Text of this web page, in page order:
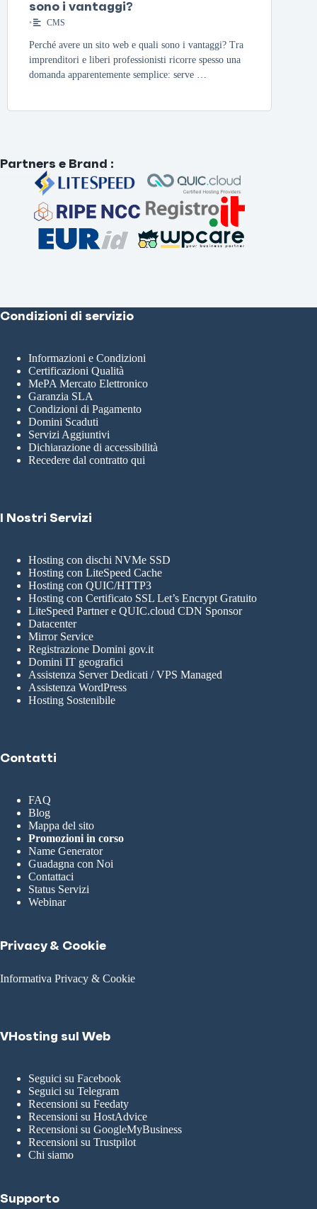
sono i vantaggi?
• CMS
Perché avere un sito web e quali sono i vantaggi? Tra
imprenditori e liberi professionisti ricorre spesso una
domanda apparentemente semplice: serve …
Partners e Brand :
Condizioni di servizio
Informazioni e Condizioni
Certificazioni Qualità
MePA Mercato Elettronico
Garanzia SLA
Condizioni di Pagamento
Domini Scaduti
Servizi Aggiuntivi
Dichiarazione di accessibilità
Recedere dal contratto qui
I Nostri Servizi
Hosting con dischi NVMe SSD
Hosting con LiteSpeed Cache
Hosting con QUIC/HTTP3
Hosting con Certificato SSL Let’s Encrypt Gratuito
LiteSpeed Partner e QUIC.cloud CDN Sponsor
Datacenter
Mirror Service
Registrazione Domini gov.it
Domini IT geografici
Assistenza Server Dedicati / VPS Managed
Assistenza WordPress
Hosting Sostenibile
Contatti
FAQ
Blog
Mappa del sito
Promozioni in corso
Name Generator
Guadagna con Noi
Contattaci
Status Servizi
Webinar
Privacy & Cookie
Informativa Privacy & Cookie
VHosting sul Web
Seguici su Facebook
Seguici su Telegram
Recensioni su Feedaty
Recensioni su HostAdvice
Recensioni su GoogleMyBusiness
Recensioni su Trustpilot
Chi siamo
Supporto